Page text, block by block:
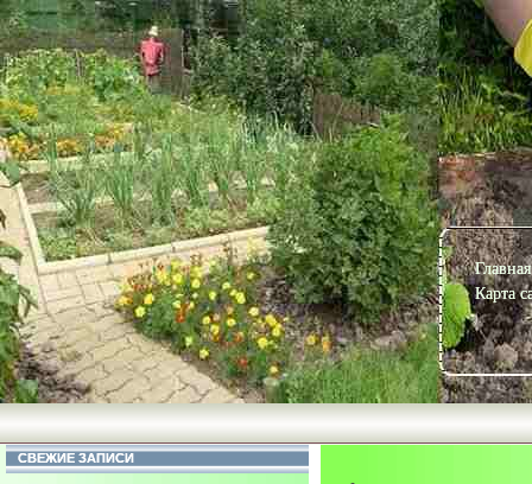
Главная
Карта
СВЕЖИЕ ЗАПИСИ